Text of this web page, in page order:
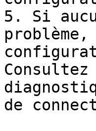
5. Si
de